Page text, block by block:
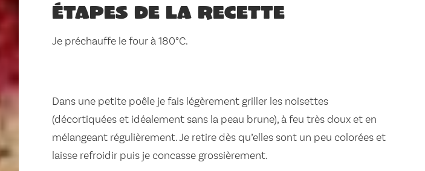
Étapes de la recette
Je préchauffe le four à 180°C.
Dans une petite poêle je fais légèrement griller les noisettes
(décortiquées et idéalement sans la peau brune), à feu très doux et en
mélangeant régulièrement. Je retire dès qu’elles sont un peu colorées et
laisse refroidir puis je concasse grossièrement.